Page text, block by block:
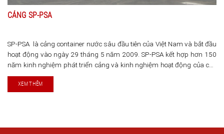
CẢNG SP-PSA
SP-PSA là cảng container nước sâu đầu tiên của Việt Nam và bắt đầu
hoạt động vào ngày 29 tháng 5 năm 2009. SP-PSA kết hợp hơn 150
năm kinh nghiệm phát triển cảng và kinh nghiệm hoạt động của các
cổ đông là CTCP Cảng Sài Gòn, Vinalines và PSA Việt Nam (công ty [...]
XEM THÊM